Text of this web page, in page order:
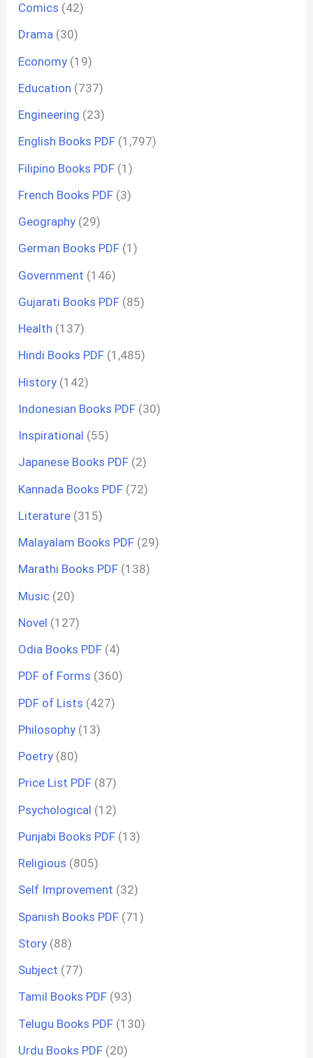
Comics (42)
Drama (30)
Economy (19)
Education (737)
Engineering (23)
English Books PDF (1,797)
Filipino Books PDF (1)
French Books PDF (3)
Geography (29)
German Books PDF (1)
Government (146)
Gujarati Books PDF (85)
Health (137)
Hindi Books PDF (1,485)
History (142)
Indonesian Books PDF (30)
Inspirational (55)
Japanese Books PDF (2)
Kannada Books PDF (72)
Literature (315)
Malayalam Books PDF (29)
Marathi Books PDF (138)
Music (20)
Novel (127)
Odia Books PDF (4)
PDF of Forms (360)
PDF of Lists (427)
Philosophy (13)
Poetry (80)
Price List PDF (87)
Psychological (12)
Punjabi Books PDF (13)
Religious (805)
Self Improvement (32)
Spanish Books PDF (71)
Story (88)
Subject (77)
Tamil Books PDF (93)
Telugu Books PDF (130)
Urdu Books PDF (20)